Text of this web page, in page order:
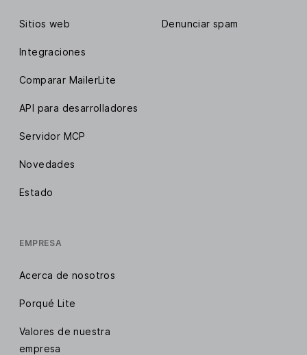
Sitios web
Integraciones
Comparar MailerLite
API para desarrolladores
Servidor MCP
Novedades
Estado
Denunciar spam
EMPRESA
Acerca de nosotros
Porqué Lite
Valores de nuestra
empresa